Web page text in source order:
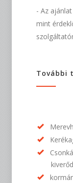
- Az
mint
További